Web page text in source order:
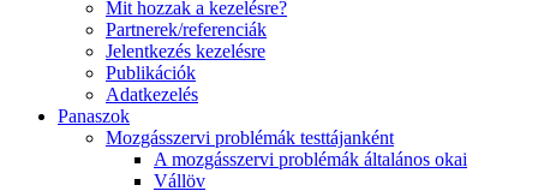
Mit hozzak a kezelésre?
Partnerek/referenciák
Jelentkezés kezelésre
Publikációk
Adatkezelés
Panaszok
Mozgásszervi problémák testtájanként
A mozgásszervi problémák általános okai
Vállöv